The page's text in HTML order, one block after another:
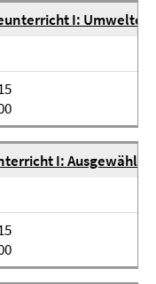
I:
I: